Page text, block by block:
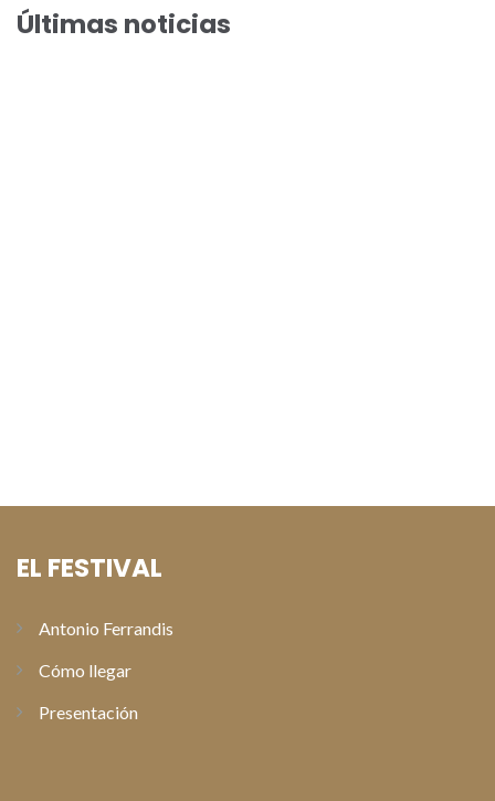
Últimas noticias
EL FESTIVAL
Antonio Ferrandis
Cómo llegar
Presentación